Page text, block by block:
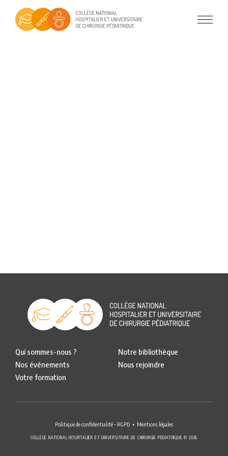
Qui sommes-nous ?
Nos événements
Votre formation
Notre bibliothèque
Nous rejoindre
Politique de confidentialité – RGPD Mentions légales
COLLÈGE NATIONAL HOSPITALIER ET UNIVERSITAIRE DE CHIRURGIE PÉDIATRIQUE © 2026